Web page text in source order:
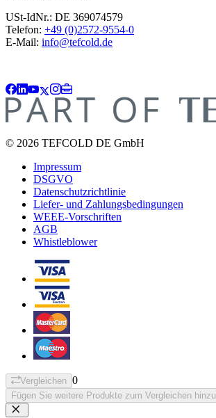
USt-IdNr.: DE 369074579
Telefon: +49 (0)2572-9554-0
E-Mail: info@tefcold.de
© 2026 TEFCOLD DE GmbH
Impressum
DSGVO
Datenschutzrichtlinie
Liefer- und Zahlungsbedingungen
WEEE-Vorschriften
AGB
Whistleblower
Vergleichen 0
Fügen Sie weitere Produkte zum Vergleichen hinzu